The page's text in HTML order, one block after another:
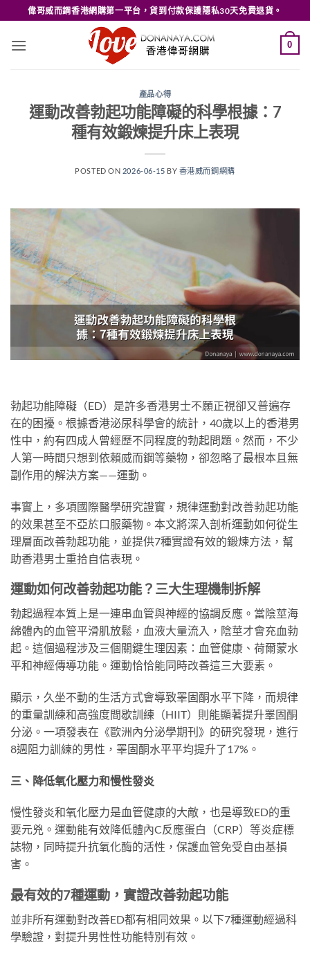
to
content
偉哥威而鋼香港網購第一平台，貨到付款保護隱私30天免費退貨。
0
產品心得
運動改善勃起功能障礙的科學根據：7
種有效鍛煉提升床上表現
POSTED ON 2026-06-15 BY 香港威而鋼網購
勃起功能障礙（ED）是許多香港男士不願正視卻又普遍存
在的困擾。根據香港泌尿科學會的統計，40歲以上的香港男
性中，約有四成人曾經歷不同程度的勃起問題。然而，不少
人第一時間只想到依賴威而鋼等藥物，卻忽略了最根本且無
副作用的解決方案——運動。
事實上，多項國際醫學研究證實，規律運動對改善勃起功能
的效果甚至不亞於口服藥物。本文將深入剖析運動如何從生
理層面改善勃起功能，並提供7種實證有效的鍛煉方法，幫
助香港男士重拾自信表現。
運動如何改善勃起功能？三大生理機制拆解
勃起過程本質上是一連串血管與神經的協調反應。當陰莖海
綿體內的血管平滑肌放鬆，血液大量流入，陰莖才會充血勃
起。這個過程涉及三個關鍵生理因素：血管健康、荷爾蒙水
平和神經傳導功能。運動恰恰能同時改善這三大要素。
顯示，久坐不動的生活方式會導致睪固酮水平下降，而規律
的重量訓練和高強度間歇訓練（HIIT）則能顯著提升睪固酮
分泌。一項發表在《歐洲內分泌學期刊》的研究發現，進行
8週阻力訓練的男性，睪固酮水平平均提升了17%。
三、降低氧化壓力和慢性發炎
慢性發炎和氧化壓力是血管健康的大敵，也是導致ED的重
要元兇。運動能有效降低體內C反應蛋白（CRP）等炎症標
誌物，同時提升抗氧化酶的活性，保護血管免受自由基損
害。
最有效的7種運動，實證改善勃起功能
並非所有運動對改善ED都有相同效果。以下7種運動經過科
學驗證，對提升男性性功能特別有效。